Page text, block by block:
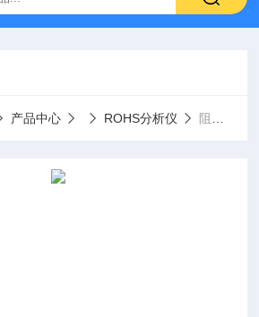
产品中心 ROHS分析仪 阻燃剂红磷测试仪